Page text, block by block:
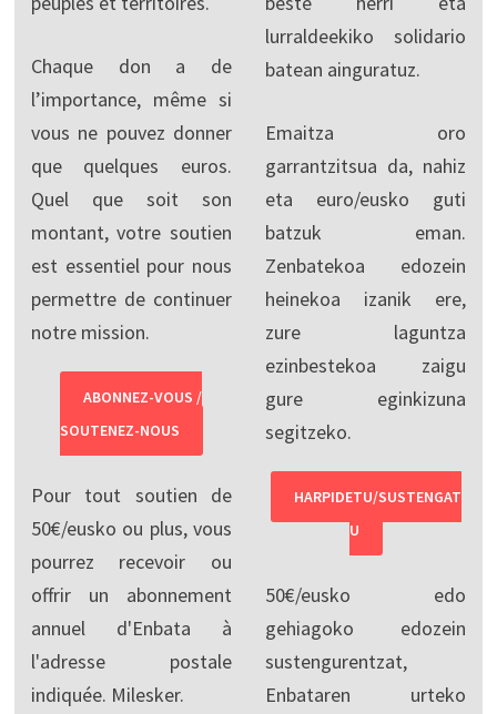
Chaque don a de
l’importance, même si
vous ne pouvez donner
que quelques euros.
Quel que soit son
montant, votre soutien
est essentiel pour nous
permettre de continuer
notre mission.
ABONNEZ-VOUS /
SOUTENEZ-NOUS
Pour tout soutien de
50€/eusko ou plus, vous
pourrez recevoir ou
offrir un abonnement
annuel d'Enbata à
l'adresse postale
indiquée. Milesker.
lurraldeekiko solidario
batean ainguratuz.
Emaitza oro
garrantzitsua da, nahiz
eta euro/eusko guti
batzuk eman.
Zenbatekoa edozein
heinekoa izanik ere,
zure laguntza
ezinbestekoa zaigu
gure eginkizuna
segitzeko.
HARPIDETU/SUSTENGAT
U
50€/eusko edo
gehiagoko edozein
sustengurentzat,
Enbataren urteko